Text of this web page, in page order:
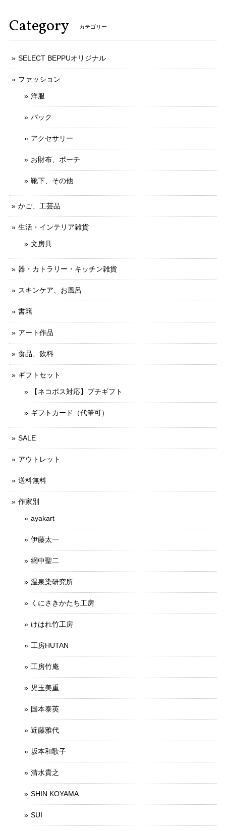
Category カテゴリー
SELECT BEPPUオリジナル
ファッション
洋服
バック
アクセサリー
お財布、ポーチ
靴下、その他
かご、工芸品
生活・インテリア雑貨
文房具
器・カトラリー・キッチン雑貨
スキンケア、お風呂
書籍
アート作品
食品、飲料
ギフトセット
【ネコポス対応】プチギフト
ギフトカード（代筆可）
SALE
アウトレット
送料無料
作家別
ayakart
伊藤太一
網中聖二
温泉染研究所
くにさきかたち工房
けはれ竹工房
工房HUTAN
工房竹庵
児玉美重
国本泰英
近藤雅代
坂本和歌子
清水貴之
SHIN KOYAMA
SUI